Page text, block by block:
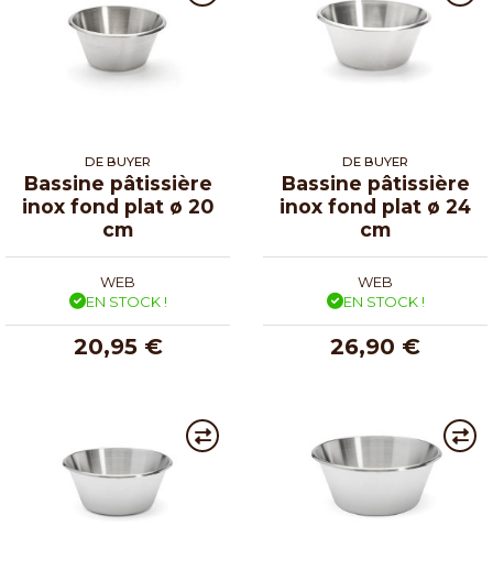
DE BUYER
Bassine pâtissière
inox fond plat ø 20
cm
WEB
EN STOCK !
20,95 €
DE BUYER
Bassine pâtissière
inox fond plat ø 24
cm
WEB
EN STOCK !
26,90 €